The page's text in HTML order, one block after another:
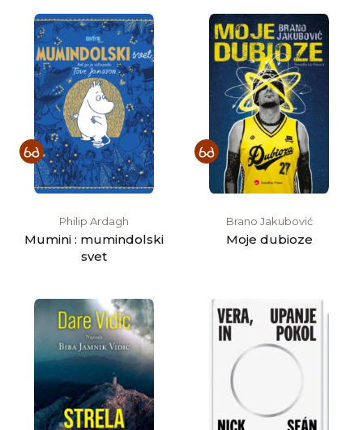
Philip Ardagh
Mumini : mumindolski
svet
Brano Jakubović
Moje dubioze